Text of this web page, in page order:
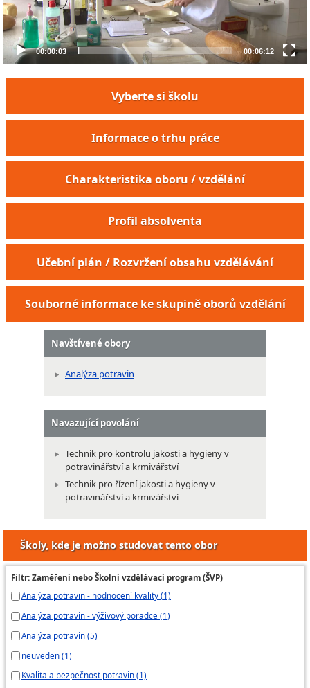
00:00:03 00:06:12
Vyberte si školu
Informace o trhu práce
Charakteristika oboru / vzdělání
Profil absolventa
Učební plán / Rozvržení obsahu vzdělávání
Souborné informace ke skupině oborů vzdělání
Navštívené obory
Analýza potravin
Navazující povolání
Technik pro kontrolu jakosti a hygieny v
potravinářství a krmivářství
Technik pro řízení jakosti a hygieny v
potravinářství a krmivářství
Školy, kde je možno studovat tento obor
Filtr: Zaměření nebo Školní vzdělávací program (ŠVP)
Analýza potravin - hodnocení kvality (1)
Analýza potravin - výživový poradce (1)
Analýza potravin (5)
neuveden (1)
Kvalita a bezpečnost potravin (1)